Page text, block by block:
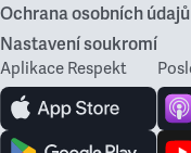
Ochrana osobních údajů
Nastavení soukromí
Aplikace Respekt